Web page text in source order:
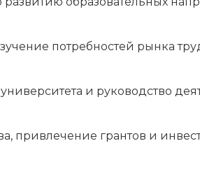
потребностей рынка
и руководство
привлечение грантов и